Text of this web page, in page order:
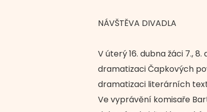
NÁVŠTĚVA DIVADLA
V úterý 16. dubna žáci 7.,
dramatizaci Čapkových
dramatizaci literárních
Ve vyprávění komisaře